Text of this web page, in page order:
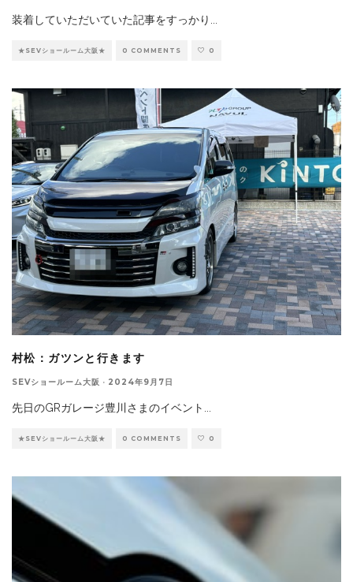
装着していただいていた記事をすっかり
★SEVショールーム大阪★ 0 COMMENTS 0
村松：ガツンと行きます
SEVショールーム大阪 · 2024年9月7日
先日のGRガレージ豊川さまのイベント
★SEVショールーム大阪★ 0 COMMENTS 0